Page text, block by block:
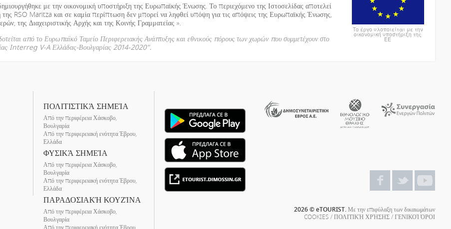
με την οικονομική υποστήριξη της Ευρωπαϊκής Ένωσης. Το περιεχόμενο της Ιστοσελίδας αποτελεί
της RSO Maritza και σε καμία περίπτωση δεν μπορεί να ληφθεί υπόψη για τις απόψεις της Ευρωπαϊκής Ένωσης,
της Διαχειριστικής Αρχής και της Κοινής Γραμματείας ».
από το Ευρωπαϊκό Ταμείο Περιφερειακής Ανάπτυξης και εθνικούς πόρους των χωρών που συμμετέχουν στο
Interreg V-A Ελλάδας-Βουλγαρίας 2014-2020".
Το έργο υλοποιείται με την
οικονομική υποστήριξη της
ΕΕ
ΠΟΛΙΤΙΣΤΙΚΆ ΣΗΜΕΊΑ
Από την περιφέρεια Χάσκοβο,
Βουλγαρία
Από την περιφερειακή ενότητα Έβρου,
Ελλάδα
ΦΥΣΙΚΆ ΣΗΜΕΊΑ
Από την περιφέρεια Χάσκοβο,
Βουλγαρία
Από την περιφερειακή ενότητα Έβρου,
Ελλάδα
ΠΑΡΑΔΟΣΙΑΚΉ ΚΟΥΖΊΝΑ
Από την περιφέρεια Χάσκοβο,
Βουλγαρία
Από την περιφερειακή ενότητα Έβρου,
2026 © eTOURIST.Με την επιφύλαξη των δικαιωμάτων
COOKIES /ΠΟΛΙΤΙΚΉ ΧΡΉΣΗΣ/ΓΕΝΙΚΟΊ ΌΡΟΙ